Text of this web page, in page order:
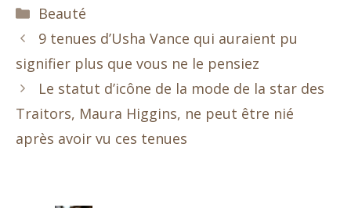
Catégories
Beauté
9 tenues d’Usha Vance qui auraient pu
signifier plus que vous ne le pensiez
Le statut d’icône de la mode de la star des
Traitors, Maura Higgins, ne peut être nié
après avoir vu ces tenues